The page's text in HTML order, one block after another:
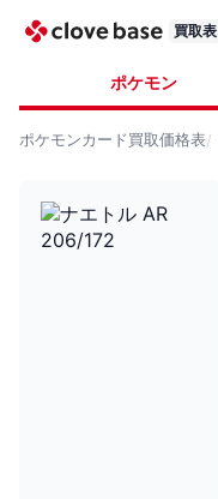
買取表
ポケモン
ポケモンカード買取価格表